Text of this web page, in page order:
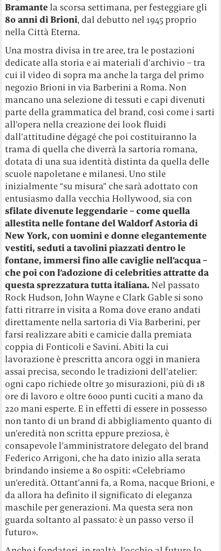
Bramante la scorsa settimana, per festeggiare gli
80 anni di Brioni, dal debutto nel 1945 proprio
nella Città Eterna.
Una mostra divisa in tre aree, tra le postazioni
dedicate alla storia e ai materiali d’archivio – tra
cui il video di sopra ma anche la targa del primo
negozio Brioni in via Barberini a Roma. Non
mancano una selezione di tessuti e capi divenuti
parte della grammatica del brand, così come i sarti
all’opera nella creazione dei look fluidi
dall’attitudine dégagé che poi costituiranno la
trama di quella che diverrà la sartoria romana,
dotata di una sua identità distinta da quella delle
scuole napoletane e milanesi. Uno stile
inizialmente “su misura” che sarà adottato con
entusiasmo dalla vecchia Hollywood, sia con
sfilate divenute leggendarie – come quella
allestita nelle fontane del Waldorf Astoria di
New York, con uomini e donne elegantemente
vestiti, seduti a tavolini piazzati dentro le
fontane, immersi fino alle caviglie nell’acqua–
che poi con l’adozione di celebrities attratte da
questa sprezzatura tutta italiana. Nel passato
Rock Hudson, John Wayne e Clark Gable si sono
fatti ritrarre in visita a Roma dove erano andati
direttamente nella sartoria di Via Barberini, per
farsi realizzare abiti e camicie dalla premiata
coppia di Fonticoli e Savini. Abiti la cui
lavorazione è prescritta ancora oggi in maniera
assai precisa, secondo le tradizioni dell’atelier:
ogni capo richiede oltre 30 misurazioni, più di 18
ore di lavoro e oltre 6000 punti cuciti a mano da
220 mani esperte. E in effetti di essere in possesso
non tanto di un brand di abbigliamento quanto di
un’eredità non scritta eppure preziosa, è
consapevole l’amministratore delegato del brand
Federico Arrigoni, che ha dato inizio alla serata
brindando insieme a 80 ospiti: «Celebriamo
un’eredità. Ottant’anni fa, a Roma, nacque Brioni, e
da allora ha definito il significato di eleganza
maschile per generazioni. Ma questa sera non
guarda soltanto al passato: è un passo verso il
futuro».